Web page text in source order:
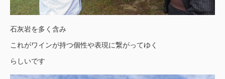
石灰岩を多く含み
これがワインが持つ個性や表現に繋がってゆく
らしいです